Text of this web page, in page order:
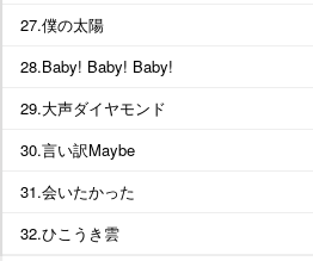
27.僕の太陽
28.Baby! Baby! Baby!
29.大声ダイヤモンド
30.言い訳Maybe
31.会いたかった
32.ひこうき雲